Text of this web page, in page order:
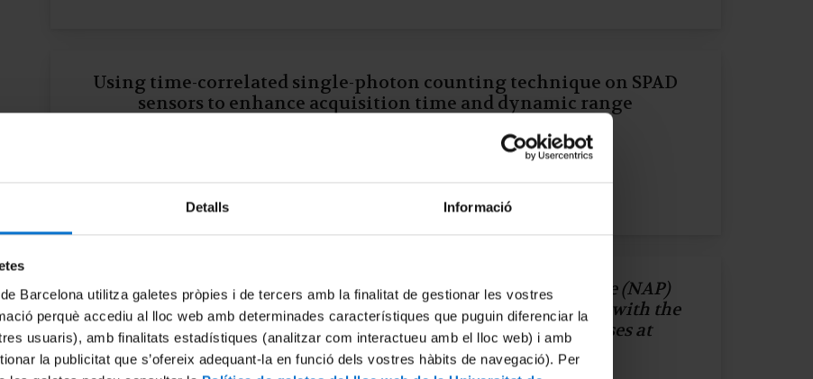
Detalls Informació
Barcelona utilitza galetes pròpies i de tercers amb la finalitat de gestionar les vostres
perquè accediu al lloc web amb determinades característiques que puguin diferenciar la
usuaris), amb finalitats estadístiques (analitzar com interactueu amb el lloc web) i amb
la publicitat que s’ofereix adequant-la en funció dels vostres hàbits de navegació). Per
Using time-correlated single-photon counting technique on SPAD
sensors to enhance acquisition time and dynamic range
More information
Operando studies of gas sensors using Near Ambient Pressure (NAP)
XPS: correlation between morphology and electronic structure with the
sensing property of ZnO during exposure to O 2 and CO gases at
operating temperature.